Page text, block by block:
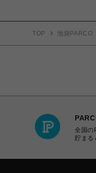
TOP 池袋PARCO
全国の
貯まる